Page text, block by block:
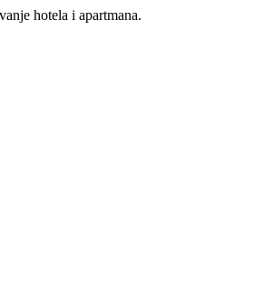
hotela i apartmana.